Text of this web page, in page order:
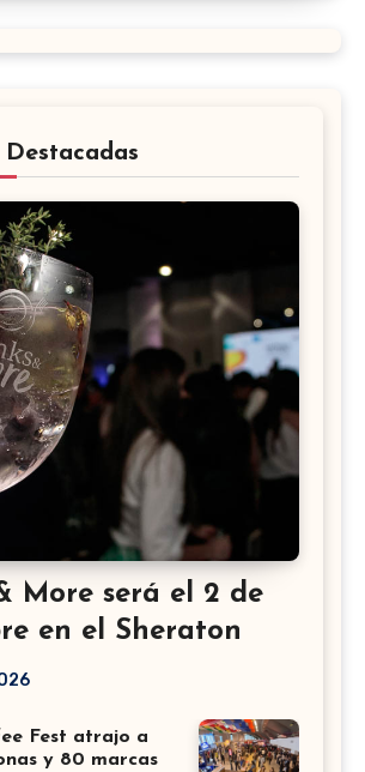
More será el 2 de
en el Sheraton
Fest atrajo a
y 80 marcas